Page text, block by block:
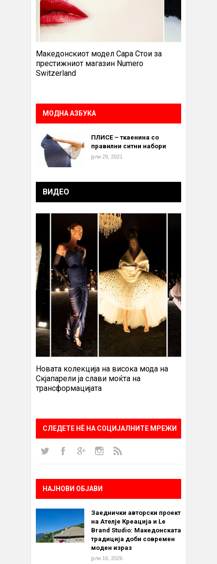
Македонскиот модел Сара Стои за
престижниот магазин Numero
Switzerland
МОДНА АЗБУКА
ПЛИСЕ – ткаенина со
правилни ситни набори
јули 29, 2021
ВИДЕО
Новата колекција на висока мода на
Скјапарели ја слави моќта на
трансформацијата
СЛЕДЕТЕ НÈ НА СОЦИЈАЛНИТЕ МРЕЖИ
НАЈНОВИ ОБЈАВИ
Заеднички авторски проект
на Ателје Креација и Le
Brand Studio: Македонската
традиција доби современ
моден израз
јули 16, 2026